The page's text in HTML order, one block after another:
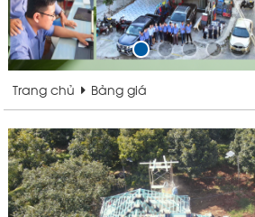
Trang chủ Bảng giá